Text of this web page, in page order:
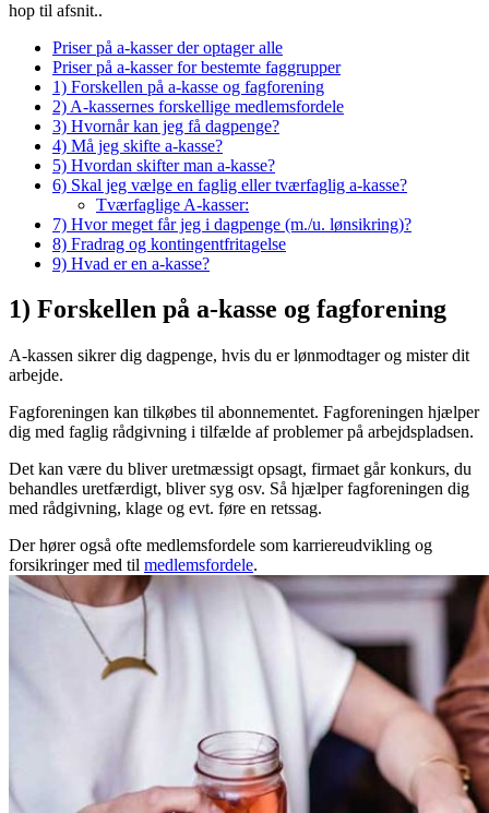
hop til afsnit..
Priser på a-kasser der optager alle
Priser på a-kasser for bestemte faggrupper
1) Forskellen på a-kasse og fagforening
2) A-kassernes forskellige medlemsfordele
3) Hvornår kan jeg få dagpenge?
4) Må jeg skifte a-kasse?
5) Hvordan skifter man a-kasse?
6) Skal jeg vælge en faglig eller tværfaglig a-kasse?
Tværfaglige A-kasser:
7) Hvor meget får jeg i dagpenge (m./u. lønsikring)?
8) Fradrag og kontingentfritagelse
9) Hvad er en a-kasse?
1) Forskellen på a-kasse og fagforening
A-kassen sikrer dig dagpenge, hvis du er lønmodtager og mister dit
arbejde.
Fagforeningen kan tilkøbes til abonnementet. Fagforeningen hjælper
dig med faglig rådgivning i tilfælde af problemer på arbejdspladsen.
Det kan være du bliver uretmæssigt opsagt, firmaet går konkurs, du
behandles uretfærdigt, bliver syg osv. Så hjælper fagforeningen dig
med rådgivning, klage og evt. føre en retssag.
Der hører også ofte medlemsfordele som karriereudvikling og
forsikringer med til medlemsfordele.